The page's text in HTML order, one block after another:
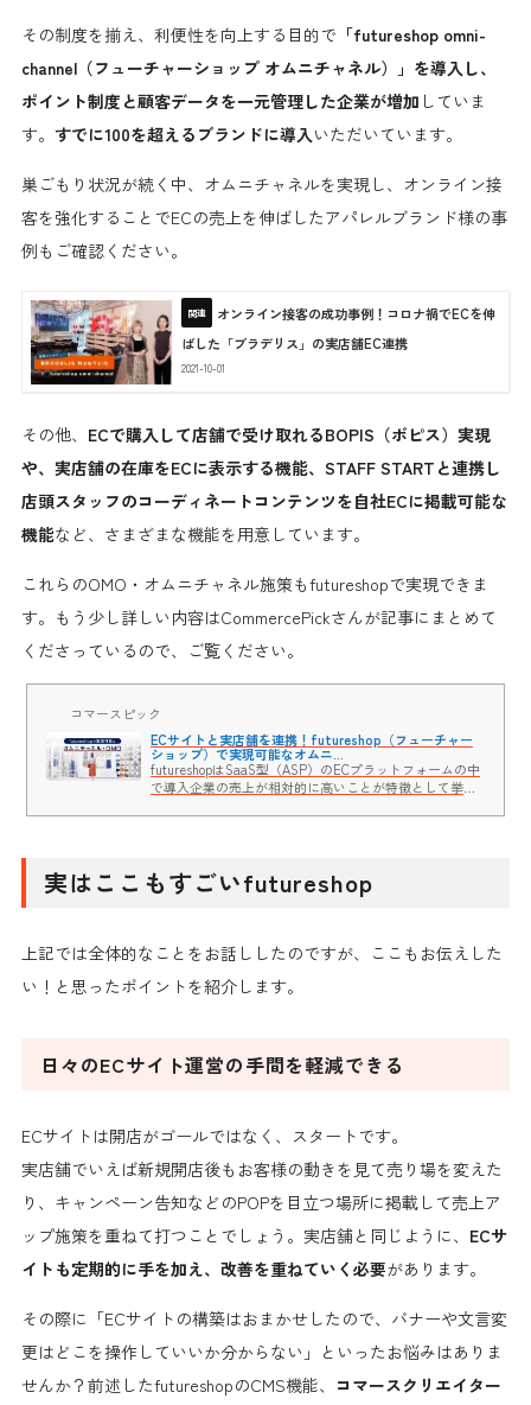
その制度を揃え、利便性を向上する目的で「futureshop omni-
channel（フューチャーショップ オムニチャネル）」を導入し、
ポイント制度と顧客データを一元管理した企業が増加 していま
す。 すでに100を超えるブランドに導入 いただいています。
巣ごもり状況が続く中、オムニチャネルを実現し、オンライン接
客を強化することでECの売上を伸ばしたアパレルブランド様の事
例もご確認ください。
オンライン接客の成功事例！コロナ禍でECを伸
ばした「ブラデリス」の実店舗EC連携
2021-10-01
その他、 ECで購入して店舗で受け取れるBOPIS（ボピス）実現
や、実店舗の在庫をECに表示する機能、STAFF STARTと連携し
店頭スタッフのコーディネートコンテンツを自社ECに掲載可能な
機能など、さまざまな機能を用意しています。
これらのOMO・オムニチャネル施策もfutureshopで実現できま
す。もう少し詳しい内容はCommercePickさんが記事にまとめて
くださっているので、ご覧ください。
コマースピック
ECサイトと実店舗を連携！futureshop（フューチャー
ショップ）で実現可能なオムニ...
futureshopはSaaS型（ASP）のECプラットフォームの中
で導入企業の売上が相対的に高いことが特徴として挙げ
ります。機能を活用して実現できる
実はここもすごいfutureshop
上記では全体的なことをお話ししたのですが、ここもお伝えした
い！と思ったポイントを紹介します。
日々のECサイト運営の手間を軽減できる
ECサイトは開店がゴールではなく、スタートです。
実店舗でいえば新規開店後もお客様の動きを見て売り場を変えた
り、キャンペーン告知などのPOPを目立つ場所に掲載して売上ア
ップ施策を重ねて打つことでしょう。実店舗と同じように、 ECサ
イトも定期的に手を加え、改善を重ねていく必要があります。
その際に「ECサイトの構築はおまかせしたので、バナーや文言変
更はどこを操作していいか分からない」といったお悩みはありま
せんか？ 前述したfutureshopのCMS機能、 コマースクリエイター